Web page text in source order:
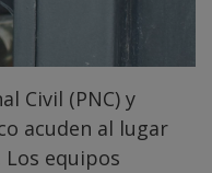
Civil (PNC) y
acuden al lugar
equipos